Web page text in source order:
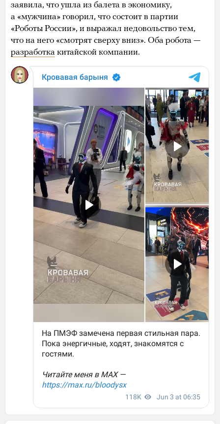
заявила, что ушла из балета в экономику,
а «мужчина» говорил, что состоит в партии
«Роботы России», и выражал недовольство тем,
что на него «смотрят сверху вниз». Оба робота —
разработка китайской компании.